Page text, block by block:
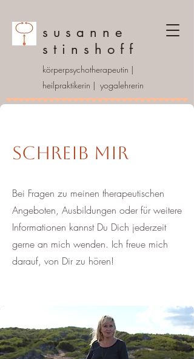
susanne
stinshoff
körperpsychotherapeutin |
heilpraktikerin | yogalehrerin
Schreib mir
Bei Fragen zu meinen therapeutischen
Angeboten, Ausbildungen oder für weitere
Informationen kannst Du Dich jederzeit
gerne an mich wenden. Ich freue mich
darauf, von Dir zu hören!